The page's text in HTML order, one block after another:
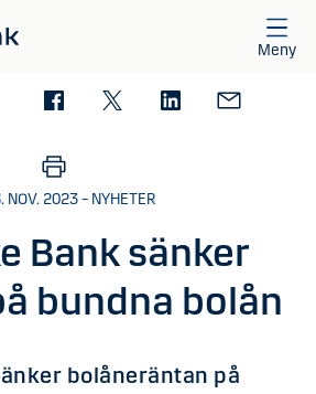
Meny
NOV. 2023 – NYHETER
Bank sänker
bundna bolån
bolåneräntan på